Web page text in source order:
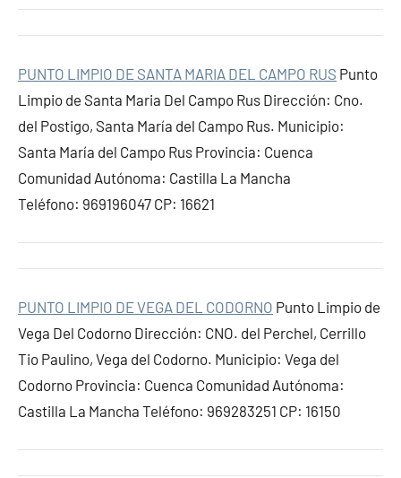
PUNTO LIMPIO DE SANTA MARIA DEL CAMPO RUS Punto
Limpio de Santa Maria Del Campo Rus Dirección: Cno.
del Postigo, Santa María del Campo Rus. Municipio:
Santa María del Campo Rus Provincia: Cuenca
Comunidad Autónoma: Castilla La Mancha
Teléfono: 969196047 CP: 16621
PUNTO LIMPIO DE VEGA DEL CODORNO Punto Limpio de
Vega Del Codorno Dirección: CNO. del Perchel, Cerrillo
Tio Paulino, Vega del Codorno. Municipio: Vega del
Codorno Provincia: Cuenca Comunidad Autónoma:
Castilla La Mancha Teléfono: 969283251 CP: 16150